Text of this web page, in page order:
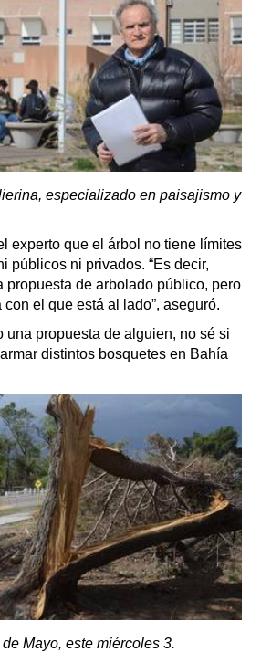
especializado en paisajismo y
experto que el árbol no tiene límites
públicos ni privados. “Es decir,
propuesta de arbolado público, pero
el que está al lado”, aseguró.
una propuesta de alguien, no sé si
distintos bosquetes en Bahía
Mayo, este miércoles 3.